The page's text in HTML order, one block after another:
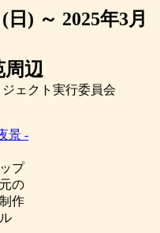
) ～ 2025年3月
辺
ェクト実行委員会
景 -
プ
の
作